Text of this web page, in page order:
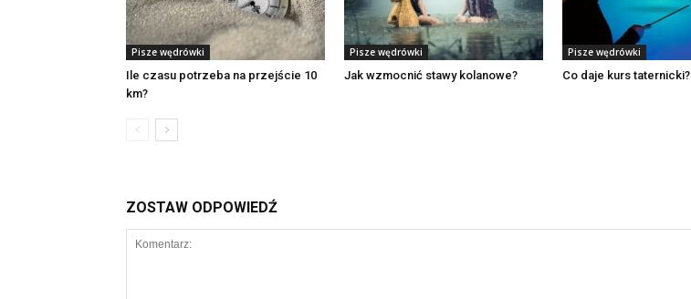
Pisze wędrówki
Ile czasu potrzeba na przejście 10
km?
Pisze wędrówki
Jak wzmocnić stawy kolanowe?
Pisze wędrówki
Co daje kurs taternicki?
ZOSTAW ODPOWIEDŹ